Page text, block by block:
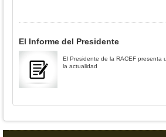
El Informe del Presidente
El Presidente de la RACEF presenta
la actualidad